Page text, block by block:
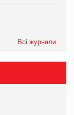
Всі журнали